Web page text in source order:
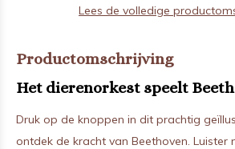
Lees de volledige
Productomschrijving
Het dierenorkest speelt
Druk op de knoppen in dit prachtig
ontdek de kracht van Beethoven. Luister